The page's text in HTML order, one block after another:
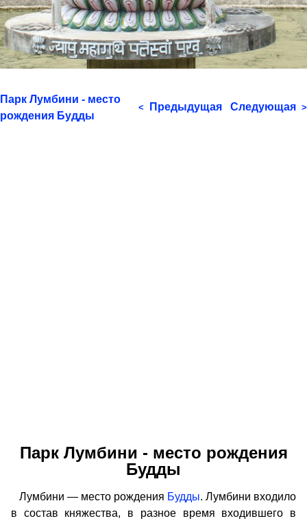
Парк Лумбини - место
рождения Будды
< Предыдущая Следующая >
Парк Лумбини - место рождения
Будды
Лумбини — место рождения Будды. Лумбини входило
в состав княжества, в разное время входившего в